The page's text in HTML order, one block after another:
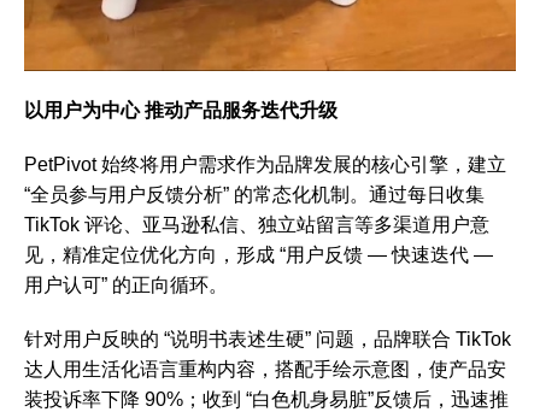
以用户为中心 推动产品服务迭代升级
PetPivot 始终将用户需求作为品牌发展的核心引擎，建立
“全员参与用户反馈分析” 的常态化机制。通过每日收集
TikTok 评论、亚马逊私信、独立站留言等多渠道用户意
见，精准定位优化方向，形成 “用户反馈 — 快速迭代 —
用户认可” 的正向循环。
针对用户反映的 “说明书表述生硬” 问题，品牌联合 TikTok
达人用生活化语言重构内容，搭配手绘示意图，使产品安
装投诉率下降 90%；收到 “白色机身易脏”反馈后，迅速推